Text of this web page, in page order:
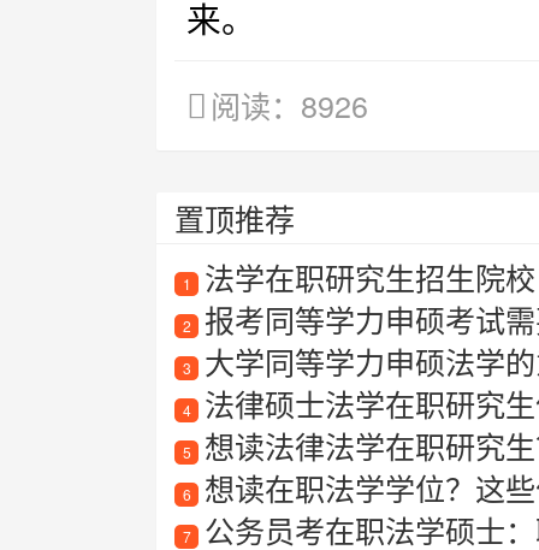
来。
阅读：8926
置顶推荐
1 法学在职研究生招生院校
2 报考同等学力申硕考试需要
3 大学同等学力申硕法学
4 法律硕士法学在职研究
5 想读法律法学在职研究
6 想读在职法学学位？这
7 公务员考在职法学硕士